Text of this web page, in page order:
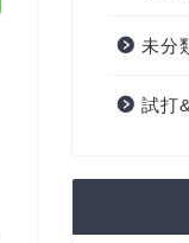
未分
試打